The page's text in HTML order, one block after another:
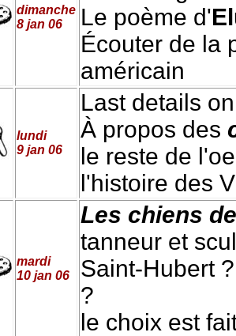
dimanche
8 jan 06
Le poème d'
Écouter de la
américain
lundi
9 jan 06
Last details
À propos des
le reste de
l'histoire des
mardi
10 jan 06
Les chiens
tanneur et
Saint-Hubert
?
le choix est